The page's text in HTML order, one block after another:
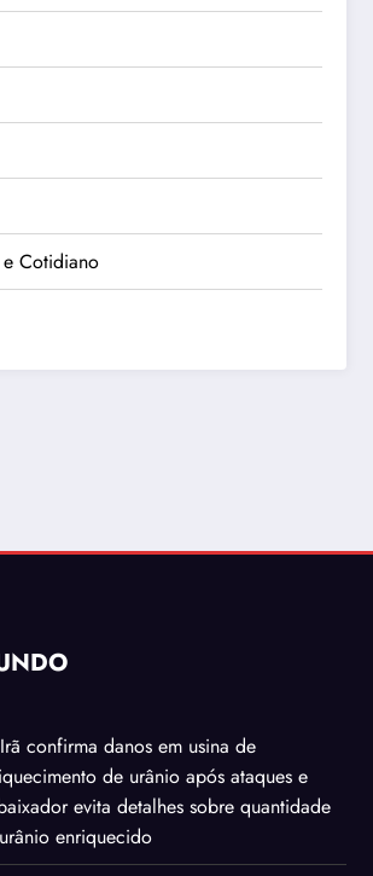
Cotidiano
Irã confirma danos em usina de
de urânio após ataques e
evita detalhes sobre quantidade
enriquecido